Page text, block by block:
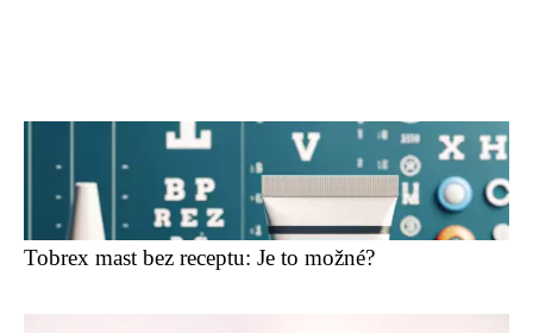
Tobrex mast bez receptu: Je to možné?